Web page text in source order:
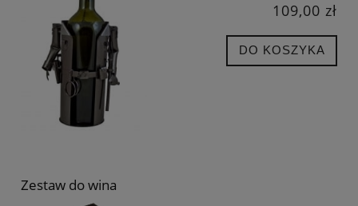
109,00 zł
DO KOSZYKA
Zestaw do wina